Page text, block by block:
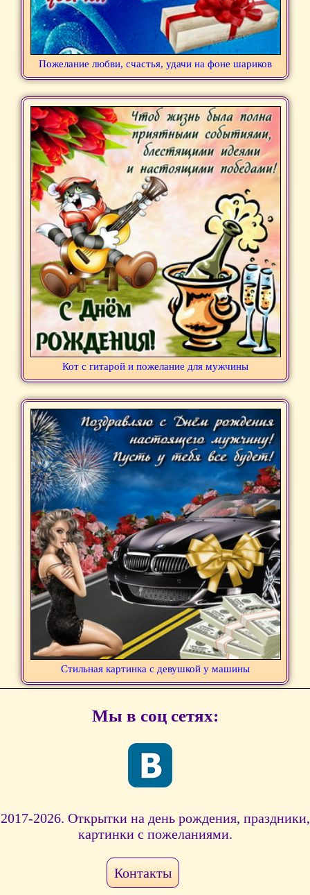
Пожелание любви, счастья, удачи на фоне шариков
Кот с гитарой и пожелание для мужчины
Стильная картинка с девушкой у машины
Мы в соц сетях:
2017-2026. Открытки на день рождения, праздники,
картинки с пожеланиями.
Контакты